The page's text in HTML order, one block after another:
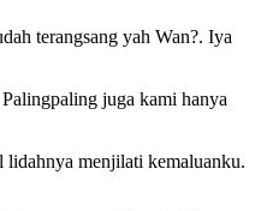
terangsang yah Wan?. Iya
juga kami hanya
lidahnya menjilati kemaluanku.